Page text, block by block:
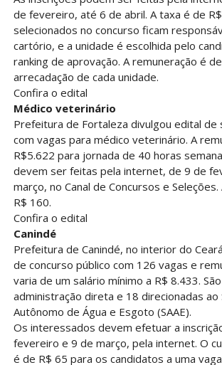
de fevereiro, até 6 de abril. A taxa é de
selecionados no concurso ficam
cartório, e a unidade é escolhida pelo
ranking de aprovação. A remuneração é
arrecadação de cada unidade.
Confira o edital
Médico veterinário
Prefeitura de Fortaleza divulgou edital de
com vagas para médico veterinário. A
R$5.622 para jornada de 40 horas
devem ser feitas pela internet, de 9 de
março, no Canal de Concursos e
R$ 160.
Confira o edital
Canindé
Prefeitura de Canindé, no interior do
de concurso público com 126 vagas e
varia de um salário mínimo a R$ 8.433.
administração direta e 18 direcionadas ao
Autônomo de Água e Esgoto (SAAE).
Os interessados devem efetuar a
fevereiro e 9 de março, pela internet. O
é de R$ 65 para os candidatos a uma